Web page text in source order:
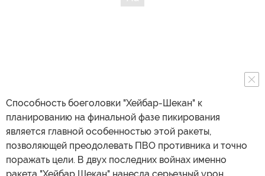
Способность боеголовки "Хейбар-Шекан" к
планированию на финальной фазе пикирования
является главной особенностью этой ракеты,
позволяющей преодолевать ПВО противника и точно
поражать цели. В двух последних войнах именно
ракета "Хейбар Шекан" нанесла серьезный урон